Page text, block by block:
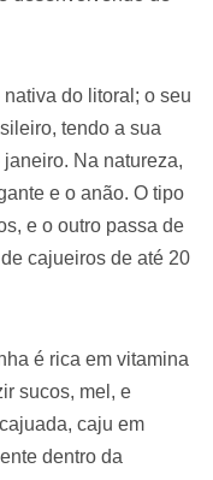
do litoral; o seu
tendo a sua
Na natureza,
e o anão. O tipo
e o outro passa de
cajueiros de até 20
é rica em vitamina
sucos, mel, e
caju em
dentro da